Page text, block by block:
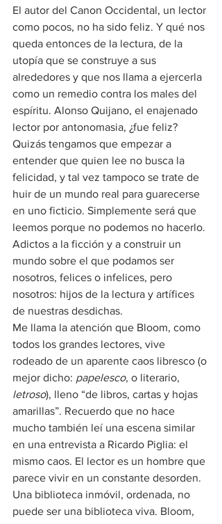
El autor del Canon Occidental, un lector
como pocos, no ha sido feliz. Y qué nos
queda entonces de la lectura, de la
utopía que se construye a sus
alrededores y que nos llama a ejercerla
como un remedio contra los males del
espíritu. Alonso Quijano, el enajenado
lector por antonomasia, ¿fue feliz?
Quizás tengamos que empezar a
entender que quien lee no busca la
felicidad, y tal vez tampoco se trate de
huir de un mundo real para guarecerse
en uno ficticio. Simplemente será que
leemos porque no podemos no hacerlo.
Adictos a la ficción y a construir un
mundo sobre el que podamos ser
nosotros, felices o infelices, pero
nosotros: hijos de la lectura y artífices
de nuestras desdichas.
Me llama la atención que Bloom, como
todos los grandes lectores, vive
rodeado de un aparente caos libresco (o
mejor dicho: papelesco, o literario,
letroso), lleno “de libros, cartas y hojas
amarillas”. Recuerdo que no hace
mucho también leí una escena similar
en una entrevista a Ricardo Piglia: el
mismo caos. El lector es un hombre que
parece vivir en un constante desorden.
Una biblioteca inmóvil, ordenada, no
puede ser una biblioteca viva. Bloom,